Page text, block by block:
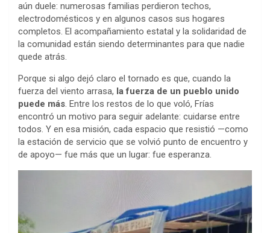
aún duele: numerosas familias perdieron techos,
electrodomésticos y en algunos casos sus hogares
completos. El acompañamiento estatal y la solidaridad de
la comunidad están siendo determinantes para que nadie
quede atrás.
Porque si algo dejó claro el tornado es que, cuando la
fuerza del viento arrasa, la fuerza de un pueblo unido
puede más. Entre los restos de lo que voló, Frías
encontró un motivo para seguir adelante: cuidarse entre
todos. Y en esa misión, cada espacio que resistió —como
la estación de servicio que se volvió punto de encuentro y
de apoyo— fue más que un lugar: fue esperanza.